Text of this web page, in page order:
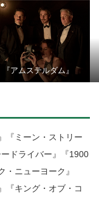
『アムステルダム』
『ミーン・ストリー
ドライバー』『1900
ニューヨーク』
『キング・オブ・コ